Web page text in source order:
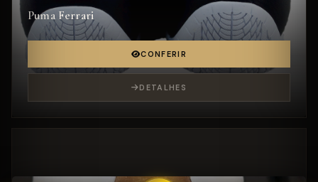
Puma Ferrari
CONFERIR
DETALHES